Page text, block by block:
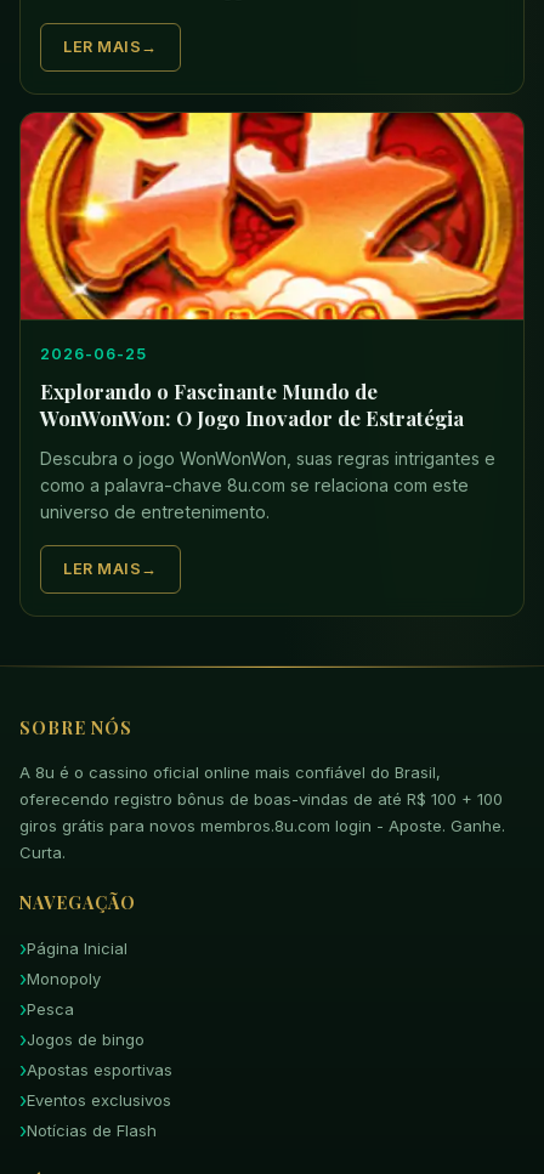
LER MAIS
2026-06-25
Explorando o Fascinante Mundo de
WonWonWon: O Jogo Inovador de Estratégia
Descubra o jogo WonWonWon, suas regras intrigantes e
como a palavra-chave 8u.com se relaciona com este
universo de entretenimento.
LER MAIS
SOBRE NÓS
A 8u é o cassino oficial online mais confiável do Brasil,
oferecendo registro bônus de boas-vindas de até R$ 100 + 100
giros grátis para novos membros.8u.com login - Aposte. Ganhe.
Curta.
NAVEGAÇÃO
Página Inicial
Monopoly
Pesca
Jogos de bingo
Apostas esportivas
Eventos exclusivos
Notícias de Flash